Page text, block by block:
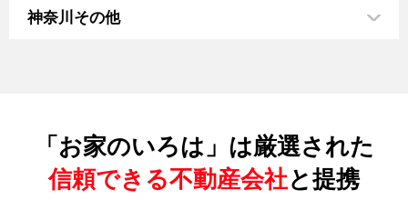
神奈川その他
「お家のいろは」は厳選された
信頼できる不動産会社と提携